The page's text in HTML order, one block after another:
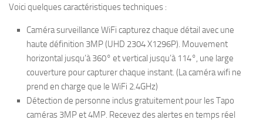
Voici quelques caractéristiques techniques :
Caméra surveillance WiFi capturez chaque détail avec une
haute définition 3MP (UHD 2304 X1296P). Mouvement
horizontal jusqu’à 360° et vertical jusqu’à 114°, une large
couverture pour capturer chaque instant. (La caméra wifi ne
prend en charge que le WiFi 2.4GHz)
Détection de personne inclus gratuitement pour les Tapo
caméras 3MP et 4MP. Recevez des alertes en temps réel